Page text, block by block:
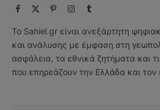
Facebook PinterestInstagram
Tumblr
Το Sahiel.gr είναι ανεξάρτητη
και ανάλυσης με έμφαση στη
ασφάλεια, τα εθνικά ζητήματα και
που επηρεάζουν την Ελλάδα και τον